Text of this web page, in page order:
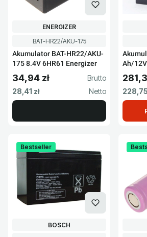
Kod produktu
BAT-HR22/AKU-175
Akumulator BAT-HR22/AKU-
175 8.4V 6HR61 Energizer
PRODUCENT
ENERGIZER
Cena brutto
34,94 zł
Cena netto
28,41 zł
Ah/
Cena
Cena
228,75
Bestseller
PRODUCENT
BOSCH